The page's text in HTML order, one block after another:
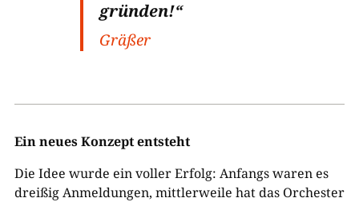
gründen!“
Gräßer
Ein neues Konzept entsteht
Die Idee wurde ein voller Erfolg: Anfangs waren es
dreißig Anmeldungen, mittlerweile hat das Orchester